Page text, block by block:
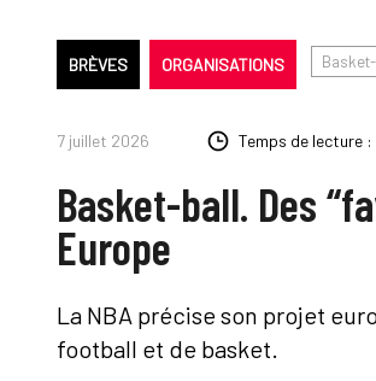
BRÈVES ORGANISATIONS
7 juillet 2026 Temps de lecture :
Basket-ball. Des
Europe
La NBA précise son projet
football et de basket.